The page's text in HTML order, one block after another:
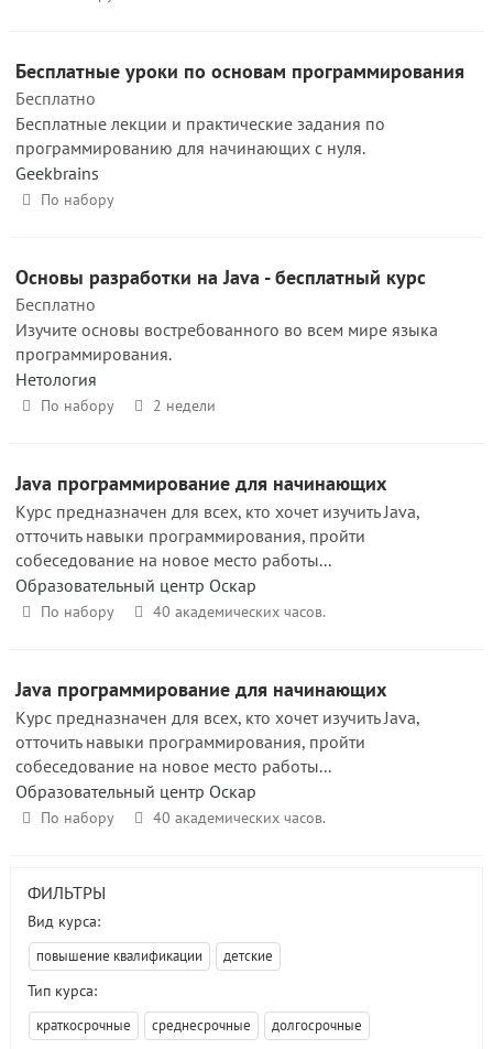
Бесплатные уроки по основам программирования
Бесплатно
Бесплатные лекции и практические задания по
программированию для начинающих с нуля.
Geekbrains
По набору
Основы разработки на Java - бесплатный курс
Бесплатно
Изучите основы востребованного во всем мире языка
программирования.
Нетология
По набору 2 недели
Java программирование для начинающих
Курс предназначен для всех, кто хочет изучить Java,
отточить навыки программирования, пройти
собеседование на новое место работы...
Образовательный центр Оскар
По набору 40 академических часов.
Java программирование для начинающих
Курс предназначен для всех, кто хочет изучить Java,
отточить навыки программирования, пройти
собеседование на новое место работы...
Образовательный центр Оскар
По набору 40 академических часов.
ФИЛЬТРЫ
Вид курса:
повышение квалификации детские
Тип курса:
краткосрочные среднесрочные долгосрочные